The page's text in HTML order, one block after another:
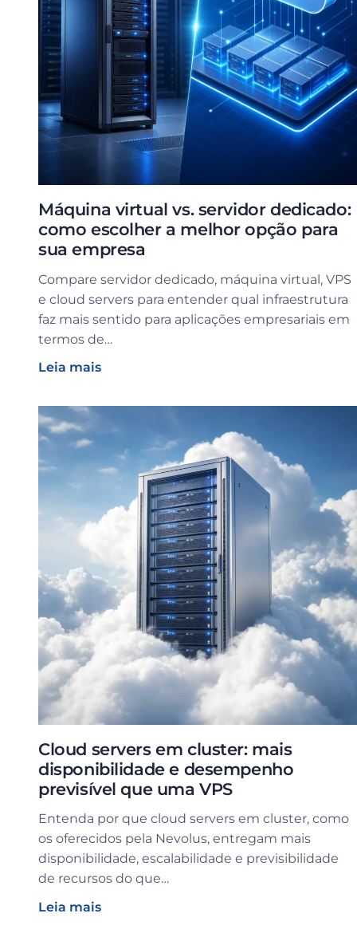
Máquina virtual vs. servidor dedicado:
como escolher a melhor opção para
sua empresa
Compare servidor dedicado, máquina virtual, VPS
e cloud servers para entender qual infraestrutura
faz mais sentido para aplicações empresariais em
termos de…
Leia mais
Cloud servers em cluster: mais
disponibilidade e desempenho
previsível que uma VPS
Entenda por que cloud servers em cluster, como
os oferecidos pela Nevolus, entregam mais
disponibilidade, escalabilidade e previsibilidade
de recursos do que…
Leia mais